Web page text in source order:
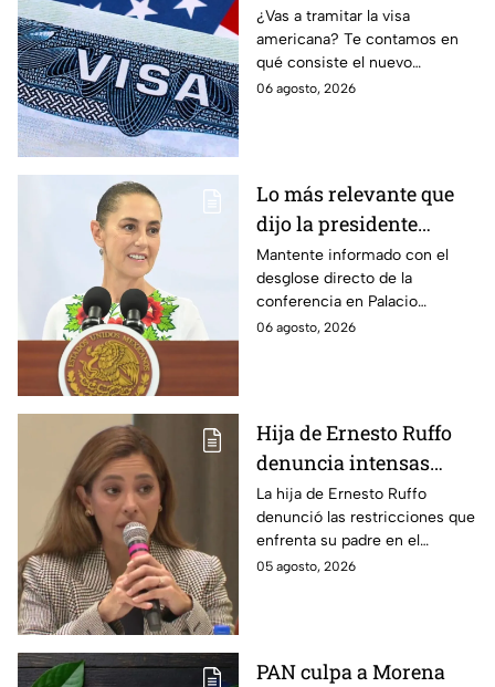
y por qué causan tanta
controversia?
¿Vas a tramitar la visa
americana? Te contamos en
qué consiste el nuevo
programa de fianzas
06 agosto, 2026
Lo más relevante que
dijo la presidente
Claudia Sheinbaum
hoy jueves 6 de agosto
en la mañanera
Mantente informado con el
desglose directo de la
conferencia en Palacio
Nacional este jueves 6 de
06 agosto, 2026
Hija de Ernesto Ruffo
denuncia intensas
restricciones en el
Altiplano; buscan que
salga del penal
La hija de Ernesto Ruffo
denunció las restricciones que
enfrenta su padre en el
Altiplano y anunció que
05 agosto, 2026
PAN culpa a Morena